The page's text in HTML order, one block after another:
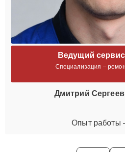
Ведущий
Специализация –
Дмитрий
Опыт работы